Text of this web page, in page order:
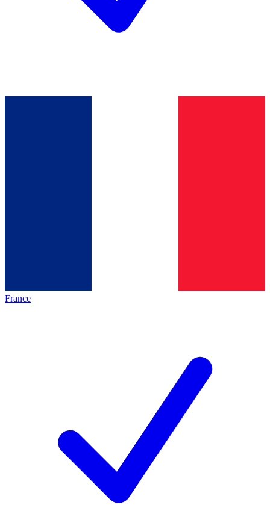
France